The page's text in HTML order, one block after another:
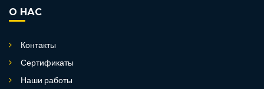
О НАС
Контакты
Сертификаты
Наши работы